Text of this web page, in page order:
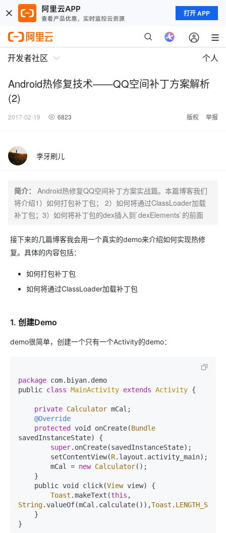
打开 APP
开发者社区 个人
Android热修复技术——QQ空间补丁方案解析
(2)
2017-02-19 6823 版权 举报
李牙刷儿
简介：
Android热修复QQ空间补丁方案实战篇。本篇博客我们
将介绍1）如何打包补丁包； 2）如何将通过ClassLoader加载
补丁包；3）如何将补丁包的dex插入到`dexElements`的前面
接下来的几篇博客我会用一个真实的demo来介绍如何实现热修
复。具体的内容包括：
如何打包补丁包
如何将通过ClassLoader加载补丁包
1. 创建Demo
demo很简单，创建一个只有一个Activity的demo：
package com.biyan.demo
public class MainActivity extends Activity {
private Calculator mCal;
@Override
protected void onCreate(Bundle
savedInstanceState) {
super.onCreate(savedInstanceState);
        setContentView(
R.layout.activity_main);
        mCal =
new Calculator();
    public void click(
View view) {
Toast .makeText(this
String.valueOf(mCal.calculate()),Toast . LENGTH_SHORT
}